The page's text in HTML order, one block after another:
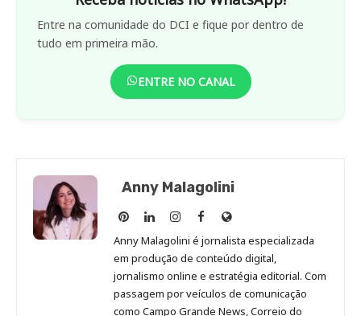
Entre na comunidade do DCI e fique por dentro de
tudo em primeira mão.
ENTRE NO CANAL
Anny Malagolini
Anny
Malagolini
no
Pinterest
Anny
Malagolini
no
LinkedIn
Anny
Malagolini
no
Instagram
Anny
Malagolini
no
Facebook
Site
de
Anny
Malagolini
Anny Malagolini é jornalista especializada
em produção de conteúdo digital,
jornalismo online e estratégia editorial. Com
passagem por veículos de comunicação
como Campo Grande News, Correio do